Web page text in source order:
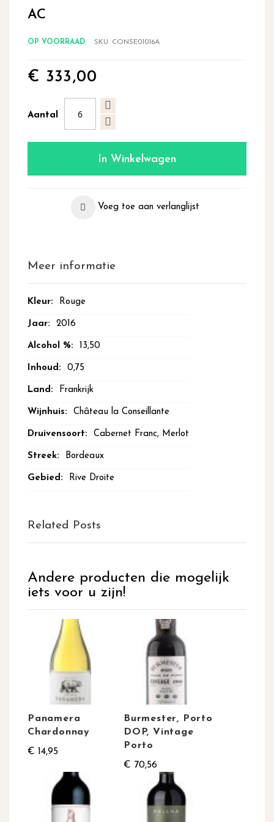
begin
van
afbeeldingen-
AC
OP VOORRAAD SKU CONSE01016A
€ 333,00
Aantal
In Winkelwagen
Voeg toe aan verlanglijst
Meer informatie
Meer
Rouge
2016
13,50
0,75
Frankrijk
Château la Conseillante
Cabernet Franc, Merlot
Bordeaux
Rive Droite
Related Posts
Andere producten die mogelijk
iets voor u zijn!
Panamera
Chardonnay
€ 14,95
Burmester, Porto
DOP, Vintage
Porto
€ 70,56